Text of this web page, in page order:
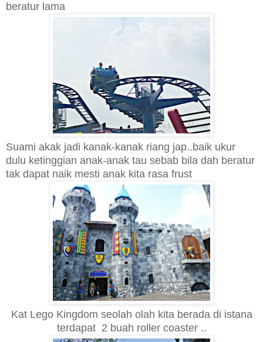
beratur lama
Suami akak jadi kanak-kanak riang jap..baik ukur
dulu ketinggian anak-anak tau sebab bila dah beratur
tak dapat naik mesti anak kita rasa frust
Kat Lego Kingdom seolah olah kita berada di istana
terdapat 2 buah roller coaster ..